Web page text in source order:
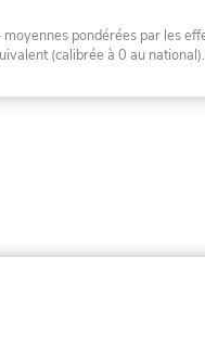
moyennes pondérées par les
(calibrée à 0 au